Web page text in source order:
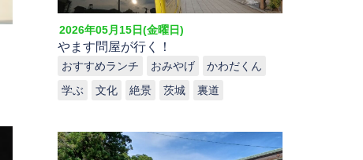
2026年05月15日(金曜日)
やます問屋が行く！
おすすめランチ おみやげ
かわだくん
学ぶ
文化 絶景 茨城 裏道